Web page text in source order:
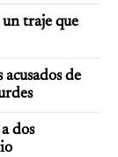
un traje que
de
dos